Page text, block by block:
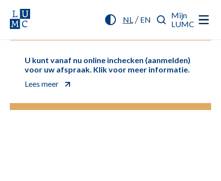
NL/ EN
Mijn
LUMC
U kunt vanaf nu online inchecken (aanmelden)
voor uw afspraak. Klik voor meer informatie.
Lees meer